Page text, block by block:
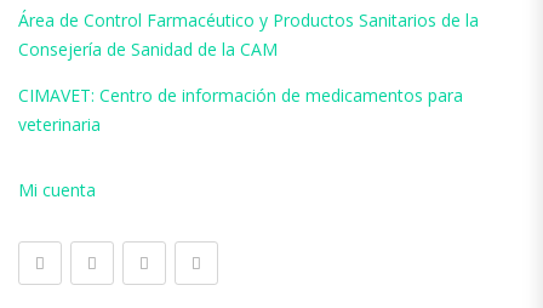
Área de Control Farmacéutico y Productos Sanitarios de la
Consejería de Sanidad de la CAM
CIMAVET: Centro de información de medicamentos para
veterinaria
Mi cuenta